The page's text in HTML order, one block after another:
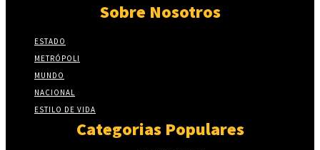
Sobre Nosotros
ESTADO
METRÓPOLI
MUNDO
NACIONAL
ESTILO DE VIDA
Categorias Populares